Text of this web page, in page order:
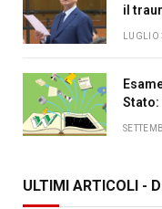
il
Stato:
ULTIMI ARTICOLI -